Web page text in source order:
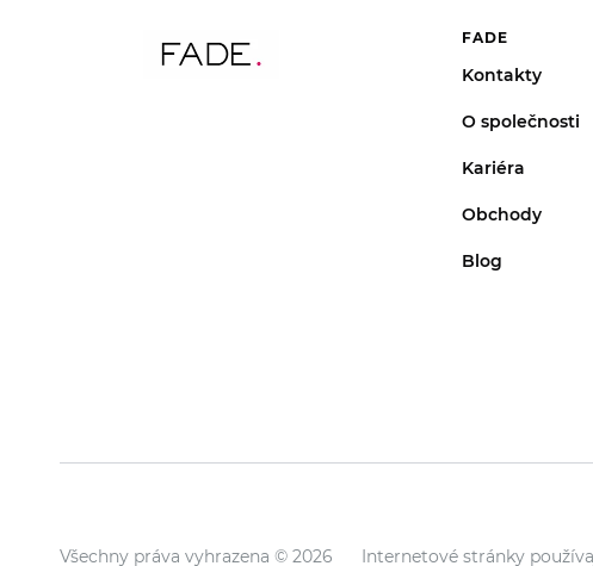
FADE
Kontakty
O společnosti
Kariéra
Obchody
Blog
Všechny práva vyhrazena © 2026 Internetové stránky